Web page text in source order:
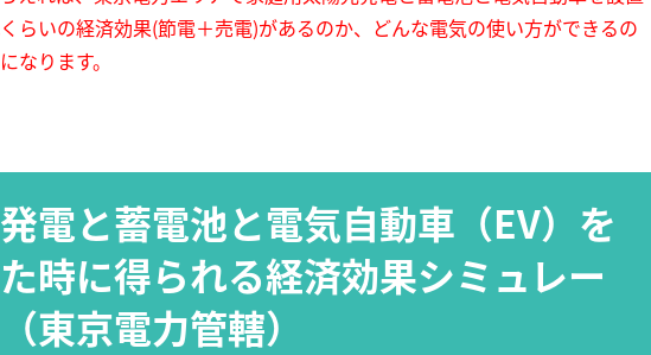
らいの経済効果(節電＋売電)があるのか、どんな電気の使い方ができるの
なります。
電と蓄電池と電気自動車（EV）を
時に得られる経済効果シミュレー
東京電力管轄）